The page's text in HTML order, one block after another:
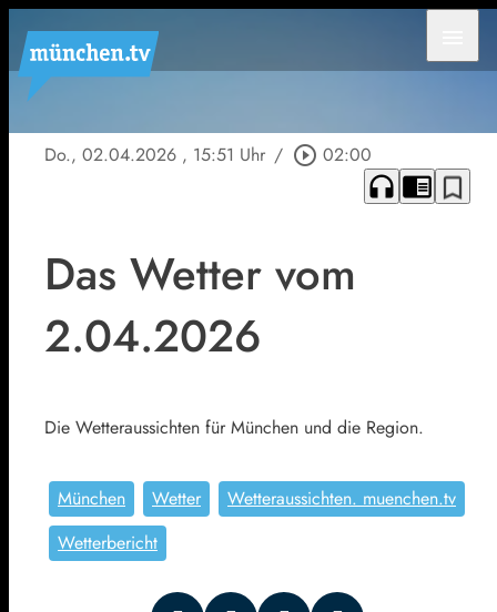
Do., 02.04.2026 , 15:51 Uhr / play_circle_outline 02:00
headphones chrome_reader_mode bookmark_border
Das Wetter vom
2.04.2026
Die Wetteraussichten für München und die Region.
München Wetter
Wetteraussichten. muenchen.tv
Wetterbericht